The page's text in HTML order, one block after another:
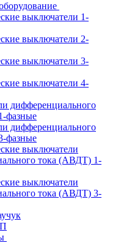
выключатели 1-
выключатели 2-
выключатели 3-
выключатели 4-
дифференциального
фазные
дифференциального
фазные
выключатели
тока (АВДТ) 1-
выключатели
тока (АВДТ) 3-